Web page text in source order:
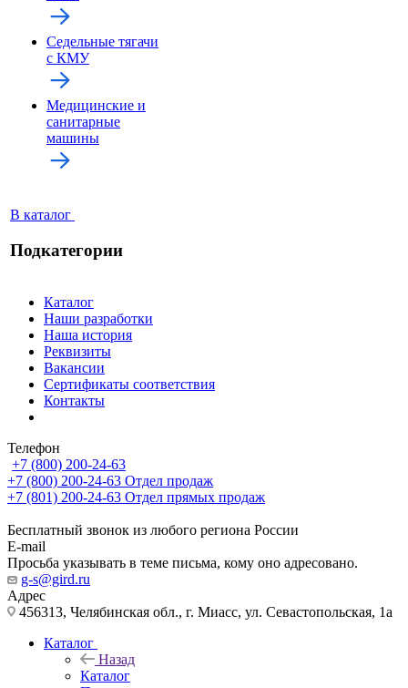
Седельные тягачи
с КМУ
Медицинские и
санитарные
машины
В каталог
Подкатегории
Каталог
Наши разработки
Наша история
Реквизиты
Вакансии
Сертификаты соответствия
Контакты
Телефон
+7 (800) 200-24-63
+7 (800) 200-24-63 Отдел продаж
+7 (801) 200-24-63 Отдел прямых продаж
Бесплатный звонок из любого региона России
E-mail
Просьба указывать в теме письма, кому оно адресовано.
g-s@gird.ru
Адрес
456313, Челябинская обл., г. Миасс, ул. Севастопольская, 1а
Каталог
Назад
Каталог